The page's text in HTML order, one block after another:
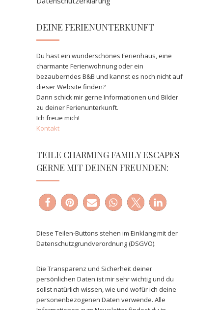
DEINE FERIENUNTERKUNFT
Du hast ein wunderschönes Ferienhaus, eine
charmante Ferienwohnung oder ein
bezauberndes B&B und kannst es noch nicht auf
dieser Website finden?
Dann schick mir gerne Informationen und Bilder
zu deiner Ferienunterkunft.
Ich freue mich!
Kontakt
TEILE CHARMING FAMILY ESCAPES
GERNE MIT DEINEN FREUNDEN:
Diese Teilen-Buttons stehen im Einklang mit der
Datenschutzgrundverordnung (DSGVO).
Die Transparenz und Sicherheit deiner
persönlichen Daten ist mir sehr wichtig und du
sollst natürlich wissen, wie und wofür ich deine
personenbezogenen Daten verwende. Alle